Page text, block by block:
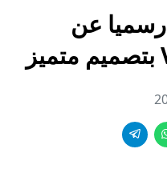
أعلنت شركة Vivo رسميا عن